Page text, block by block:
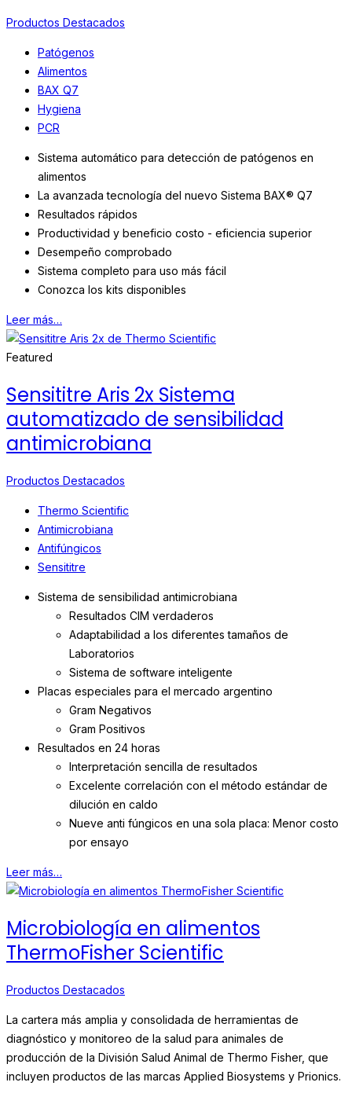
Productos Destacados
Patógenos
Alimentos
BAX Q7
Hygiena
PCR
Sistema automático para detección de patógenos en
alimentos
La avanzada tecnología del nuevo Sistema BAX® Q7
Resultados rápidos
Productividad y beneficio costo - eficiencia superior
Desempeño comprobado
Sistema completo para uso más fácil
Conozca los kits disponibles
Leer más…
Featured
Sensititre Aris 2x Sistema
automatizado de sensibilidad
antimicrobiana
Productos Destacados
Thermo Scientific
Antimicrobiana
Antifúngicos
Sensititre
Sistema de sensibilidad antimicrobiana
Resultados CIM verdaderos
Adaptabilidad a los diferentes tamaños de
Laboratorios
Sistema de software inteligente
Placas especiales para el mercado argentino
Gram Negativos
Gram Positivos
Resultados en 24 horas
Interpretación sencilla de resultados
Excelente correlación con el método estándar de
dilución en caldo
Nueve anti fúngicos en una sola placa: Menor costo
por ensayo
Leer más…
Microbiología en alimentos
ThermoFisher Scientific
Productos Destacados
La cartera más amplia y consolidada de herramientas de
diagnóstico y monitoreo de la salud para animales de
producción de la División Salud Animal de Thermo Fisher, que
incluyen productos de las marcas Applied Biosystems y Prionics.